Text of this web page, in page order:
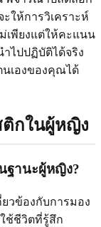
ให้การวิเคราะห์
เพียงแต่ให้คะแนน
ไปปฏิบัติได้จริง
นเองของคุณได้
ติกในผู้หญิง
ฐานะผู้หญิง?
วข้องกับการมอง
ช้ชีวิตที่รู้สึก